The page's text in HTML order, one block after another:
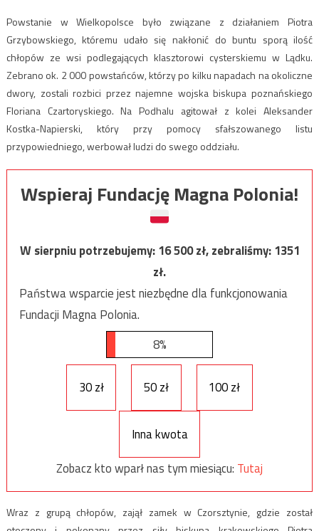
Powstanie w Wielkopolsce było związane z działaniem Piotra
Grzybowskiego, któremu udało się nakłonić do buntu sporą ilość
chłopów ze wsi podlegających klasztorowi cysterskiemu w Lądku.
Zebrano ok. 2 000 powstańców, którzy po kilku napadach na okoliczne
dwory, zostali rozbici przez najemne wojska biskupa poznańskiego
Floriana Czartoryskiego. Na Podhalu agitował z kolei Aleksander
Kostka-Napierski, który przy pomocy sfałszowanego listu
przypowiedniego, werbował ludzi do swego oddziału.
Wspieraj Fundację Magna Polonia!
W sierpniu potrzebujemy:16 500zł, zebraliśmy:1351
zł.
Państwa wsparcie jest niezbędne dla funkcjonowania
Fundacji Magna Polonia.
8%
30 zł 50 zł 100 zł
Inna kwota
Zobacz kto wparł nas tym miesiącu: Tutaj
Wraz z grupą chłopów, zajął zamek w Czorsztynie, gdzie został